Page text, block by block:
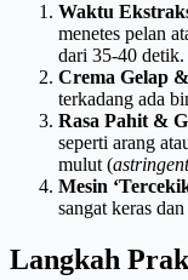
Waktu
menetes pelan
dari 35-40 detik.
Crema Gelap
terkadang ada
Rasa Pahit &
seperti arang
mulut (astringent
Mesin
sangat keras
Langkah